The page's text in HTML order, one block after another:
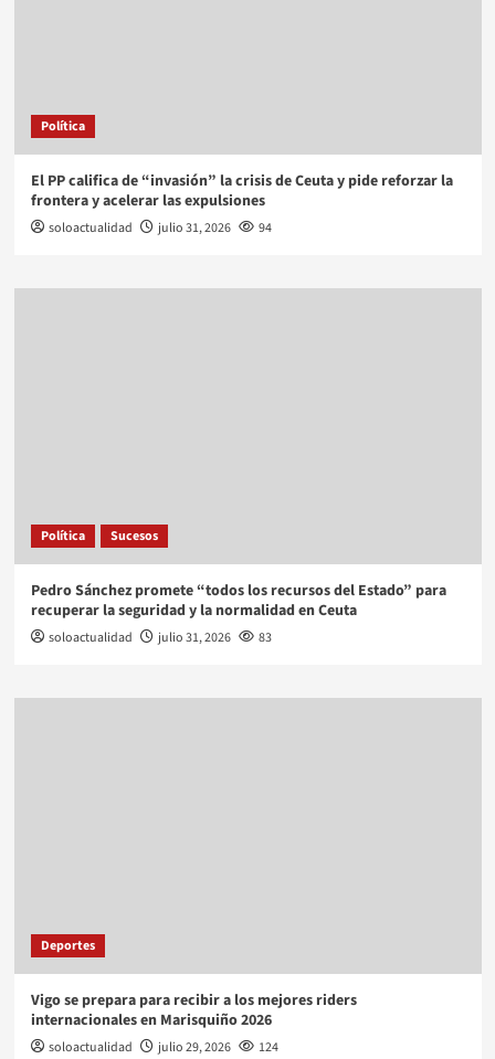
Política
El PP califica de “invasión” la crisis de Ceuta y pide reforzar la
frontera y acelerar las expulsiones
soloactualidad julio 31, 2026 94
Política Sucesos
Pedro Sánchez promete “todos los recursos del Estado” para
recuperar la seguridad y la normalidad en Ceuta
soloactualidad julio 31, 2026 83
Deportes
Vigo se prepara para recibir a los mejores riders
internacionales en Marisquiño 2026
soloactualidad julio 29, 2026 124